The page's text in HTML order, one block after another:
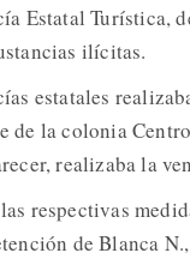
Estatal Turística,
ilícitas.
estatales
de la colonia
realizaba la
respectivas
de Blanca